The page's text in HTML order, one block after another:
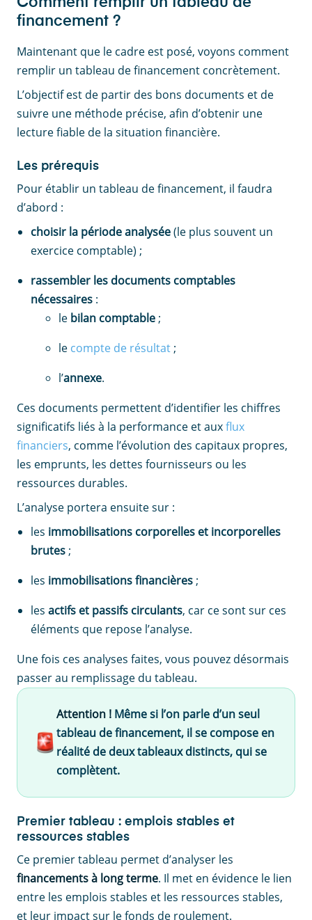
financement ?
Maintenant que le cadre est posé, voyons comment
remplir un tableau de financement concrètement.
L’objectif est de partir des bons documents et de
suivre une méthode précise, afin d’obtenir une
lecture fiable de la situation financière.
Les prérequis
Pour établir un tableau de financement, il faudra
d’abord :
choisir la période analysée(le plus souvent un
exercice comptable) ;
rassembler les documents comptables
nécessaires :
le bilan comptable ;
le compte de résultat ;
l’annexe.
Ces documents permettent d’identifier les chiffres
significatifs liés à la performance et auxflux
financiers, comme l’évolution des capitaux propres,
les emprunts, les dettes fournisseurs ou les
ressources durables.
L’analyse portera ensuite sur :
les immobilisations corporelles et incorporelles
brutes ;
les immobilisations financières ;
les actifs et passifs circulants, car ce sont sur ces
éléments que repose l’analyse.
Une fois ces analyses faites, vous pouvez désormais
passer au remplissage du tableau.
Attention ! Même si l’on parle d’un seul
tableau de financement, il se compose en
réalité de deux tableaux distincts, qui se
complètent.
Premier tableau : emplois stables et
ressources stables
Ce premier tableau permet d’analyser les
financements à long terme. Il met en évidence le lien
entre les emplois stables et les ressources stables,
et leur impact sur le fonds de roulement.